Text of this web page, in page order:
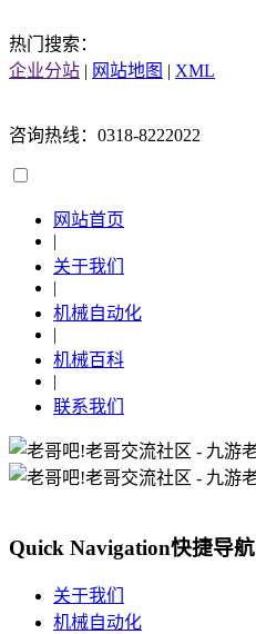
热门搜索：
企业分站 | 网站地图 | XML
咨询热线：0318-8222022
网站首页
|
关于我们
|
机械自动化
|
机械百科
|
联系我们
Quick Navigation快捷导航
关于我们
机械自动化